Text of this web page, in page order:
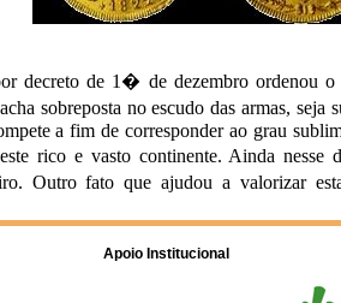
Apoio Institucional